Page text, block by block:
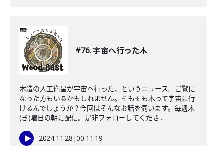
#76. 宇宙へ行った木
木造の人工衛星が宇宙へ行った、というニュース。ご覧に
なった方もいるかもしれません。そもそも木って宇宙に行
けるんでしょうか？今回はそんなお話を伺います。毎週木
(き)曜日の朝に配信。是非フォローしてくださ...
2024.11.28 |00:11:19